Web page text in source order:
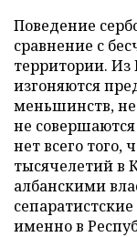
Поведение
сравнение с
территории. Из
изгоняются
меньшинств, не
не
нет всего того,
тысячелетий в
албанскими
именно в